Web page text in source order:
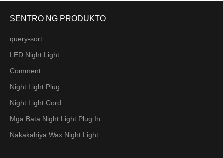
SENTRO NG PRODUKTO
query-sort
LED Night Light
Comment
Night Light Plug
Night Light Cord
Mga Bata Night Light Plug In
Nakakahiya Wax Night Light